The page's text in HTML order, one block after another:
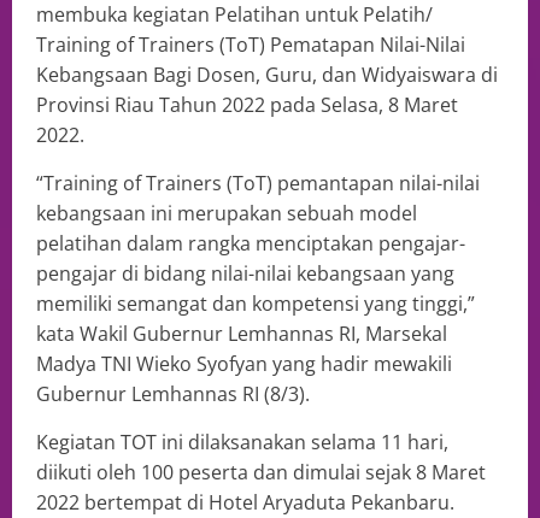
membuka kegiatan Pelatihan untuk Pelatih/
Training of Trainers (ToT) Pematapan Nilai-Nilai
Kebangsaan Bagi Dosen, Guru, dan Widyaiswara di
Provinsi Riau Tahun 2022 pada Selasa, 8 Maret
2022.
“Training of Trainers (ToT) pemantapan nilai-nilai
kebangsaan ini merupakan sebuah model
pelatihan dalam rangka menciptakan pengajar-
pengajar di bidang nilai-nilai kebangsaan yang
memiliki semangat dan kompetensi yang tinggi,”
kata Wakil Gubernur Lemhannas RI, Marsekal
Madya TNI Wieko Syofyan yang hadir mewakili
Gubernur Lemhannas RI (8/3).
Kegiatan TOT ini dilaksanakan selama 11 hari,
diikuti oleh 100 peserta dan dimulai sejak 8 Maret
2022 bertempat di Hotel Aryaduta Pekanbaru.